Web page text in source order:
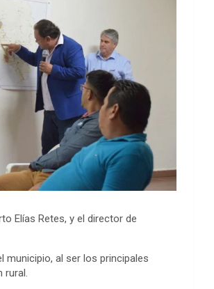
Elías Retes, y el director de
al ser los principales
rural.